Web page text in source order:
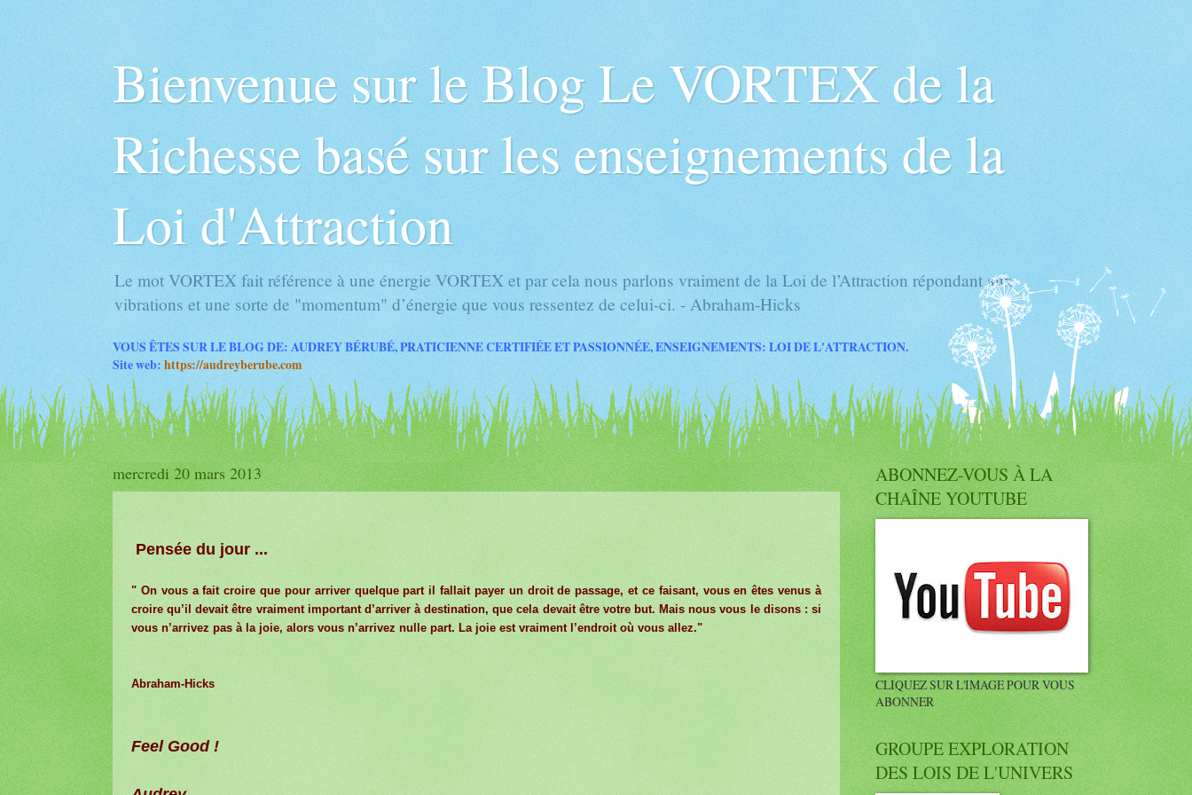
Bienvenue sur le Blog Le VORTEX de la
Richesse basé sur les enseignements de la
Loi d'Attraction
Le mot VORTEX fait référence à une énergie VORTEX et par cela nous parlons vraiment de la Loi de l’Attraction répondant aux
vibrations et une sorte de "momentum" d’énergie que vous ressentez de celui-ci. - Abraham-Hicks
VOUS ÊTES SUR LE BLOG DE: AUDREY BÉRUBÉ, PRATICIENNE CERTIFIÉE ET PASSIONNÉE, ENSEIGNEMENTS: LOI DE L'ATTRACTION.
Site web: https://audreyberube.com
mercredi 20 mars 2013
Pensée du jour ...
" On vous a fait croire que pour arriver quelque part il fallait payer un droit de passage, et ce faisant, vous en êtes venus à
croire qu’il devait être vraiment important d’arriver à destination, que cela devait être votre but. Mais nous vous le disons : si
vous n’arrivez pas à la joie, alors vous n’arrivez nulle part. La joie est vraiment l’endroit où vous allez."
Abraham-Hicks
Feel Good !
ABONNEZ-VOUS À LA
CHAÎNE YOUTUBE
CLIQUEZ SUR L'IMAGE POUR VOUS
ABONNER
GROUPE EXPLORATION
DES LOIS DE L'UNIVERS